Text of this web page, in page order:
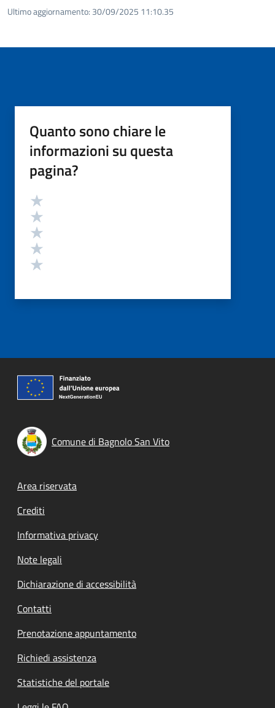
Ultimo aggiornamento: 30/09/2025 11:10.35
Quanto sono chiare le
informazioni su questa
pagina?
Valutazione
Comune di Bagnolo San Vito
Footer menu
Area riservata
Crediti
Informativa privacy
Note legali
Dichiarazione di accessibilità
Contatti
Prenotazione appuntamento
Richiedi assistenza
Statistiche del portale